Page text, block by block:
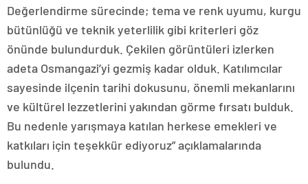
Değerlendirme sürecinde; tema ve renk uyumu, kurgu
bütünlüğü ve teknik yeterlilik gibi kriterleri göz
önünde bulundurduk. Çekilen görüntüleri izlerken
adeta Osmangazi’yi gezmiş kadar olduk. Katılımcılar
sayesinde ilçenin tarihi dokusunu, önemli mekanlarını
ve kültürel lezzetlerini yakından görme fırsatı bulduk.
Bu nedenle yarışmaya katılan herkese emekleri ve
katkıları için teşekkür ediyoruz” açıklamalarında
bulundu.